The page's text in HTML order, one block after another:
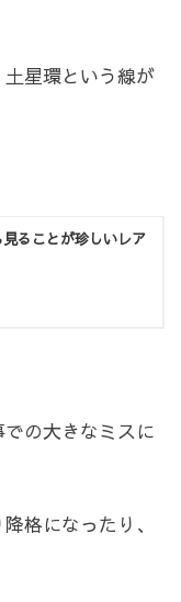
星環という線が
ることが珍しいレア
の大きなミスに
格になったり、